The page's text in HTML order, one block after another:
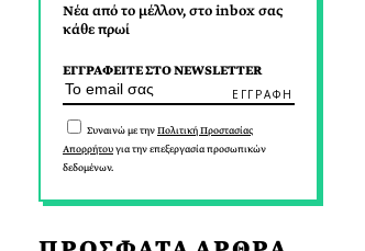
Νέα από το μέλλον, στο inbox σας
κάθε πρωί
ΕΓΓΡΑΦΕΙΤΕ ΣΤΟ NEWSLETTER
Συναινώ με τηνΠολιτική Προστασίας
Απορρήτουγια την επεξεργασία προσωπικών
δεδομένων.